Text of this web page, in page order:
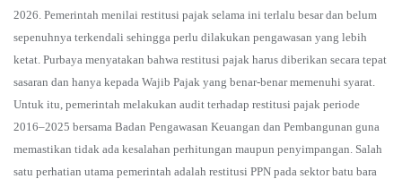
2026. Pemerintah menilai restitusi pajak selama ini terlalu besar dan belum
sepenuhnya terkendali sehingga perlu dilakukan pengawasan yang lebih
ketat. Purbaya menyatakan bahwa restitusi pajak harus diberikan secara tepat
sasaran dan hanya kepada Wajib Pajak yang benar-benar memenuhi syarat.
Untuk itu, pemerintah melakukan audit terhadap restitusi pajak periode
2016–2025 bersama Badan Pengawasan Keuangan dan Pembangunan guna
memastikan tidak ada kesalahan perhitungan maupun penyimpangan. Salah
satu perhatian utama pemerintah adalah restitusi PPN pada sektor batu bara